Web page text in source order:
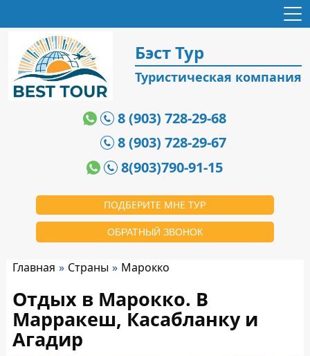
Бэст Тур
Туристическая компания
ПОДБЕРИТЕ МНЕ ТУР
ОБРАТНЫЙ ЗВОНОК
8 (903) 728-29-68
8 (903) 728-29-67
8(903)790-91-15
Главная Страны Марокко
Отдых в Марокко. В
Марракеш, Касабланку и
Агадир